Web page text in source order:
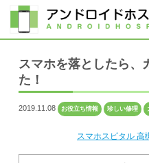
スマホを落としたら、
た！
2019.11.08 お役立ち情報 珍しい修理
スマホスピタル 高